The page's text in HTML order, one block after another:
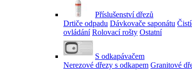
Příslušenství dřezů
Drtiče odpadu Dávkovače saponátu
ovládání Rolovací rošty Ostatní
S odkapávačem
Nerezové dřezy s odkapem Granitové